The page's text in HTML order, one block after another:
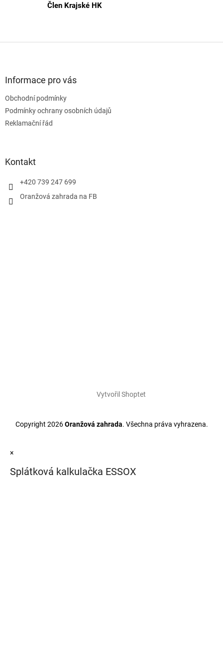
Člen Krajské HK
Informace pro vás
Obchodní podmínky
Podmínky ochrany osobních údajů
Reklamační řád
Kontakt
+420 739 247 699
Oranžová zahrada na FB
Vytvořil Shoptet
Copyright 2026Oranžová zahrada. Všechna práva vyhrazena.
×
Splátková kalkulačka ESSOX